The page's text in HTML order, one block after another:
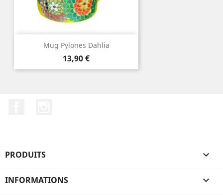
Mug Pylones Dahlia
Prix
13,90 €
PRODUITS 
INFORMATIONS 